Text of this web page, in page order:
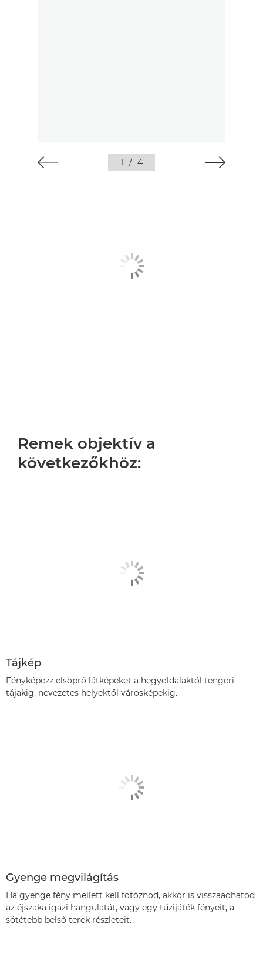
1 / 4
Remek objektív a
következőkhöz:
Tájkép
Fényképezz elsöprő látképeket a hegyoldalaktól tengeri
tájakig, nevezetes helyektől városképekig.
Gyenge megvilágítás
Ha gyenge fény mellett kell fotóznod, akkor is visszaadhatod
az éjszaka igazi hangulatát, vagy egy tűzijáték fényeit, a
sötétebb belső terek részleteit.